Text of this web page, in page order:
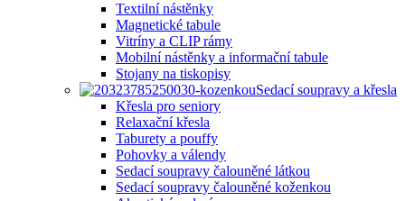
Textilní nástěnky
Magnetické tabule
Vitríny a CLIP rámy
Mobilní nástěnky a informační tabule
Stojany na tiskopisy
Sedací soupravy a křesla
Křesla pro seniory
Relaxační křesla
Taburety a pouffy
Pohovky a válendy
Sedací soupravy čalouněné látkou
Sedací soupravy čalouněné koženkou